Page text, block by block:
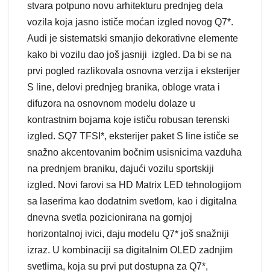
stvara potpuno novu arhitekturu prednjeg dela
vozila koja jasno ističe moćan izgled novog Q7*.
Audi je sistematski smanjio dekorativne elemente
kako bi vozilu dao još jasniji izgled. Da bi se na
prvi pogled razlikovala osnovna verzija i eksterijer
S line, delovi prednjeg branika, obloge vrata i
difuzora na osnovnom modelu dolaze u
kontrastnim bojama koje ističu robusan terenski
izgled. SQ7 TFSI*, eksterijer paket S line ističe se
snažno akcentovanim bočnim usisnicima vazduha
na prednjem braniku, dajući vozilu sportskiji
izgled. Novi farovi sa HD Matrix LED tehnologijom
sa laserima kao dodatnim svetlom, kao i digitalna
dnevna svetla pozicionirana na gornjoj
horizontalnoj ivici, daju modelu Q7* još snažniji
izraz. U kombinaciji sa digitalnim OLED zadnjim
svetlima, koja su prvi put dostupna za Q7*,